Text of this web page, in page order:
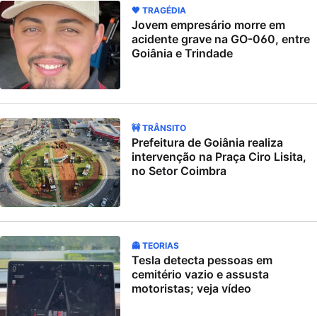
🖤 TRAGÉDIA
Jovem empresário morre em
acidente grave na GO-060, entre
Goiânia e Trindade
🚧 TRÂNSITO
Prefeitura de Goiânia realiza
intervenção na Praça Ciro Lisita,
no Setor Coimbra
👻 TEORIAS
Tesla detecta pessoas em
cemitério vazio e assusta
motoristas; veja vídeo